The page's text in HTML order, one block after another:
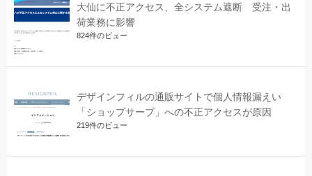
大仙に不正アクセス、全システム遮断 受注・出
荷業務に影響
824件のビュー
デザインフィルの通販サイトで個人情報漏えい
「ショップサーブ」への不正アクセスが原因
219件のビュー